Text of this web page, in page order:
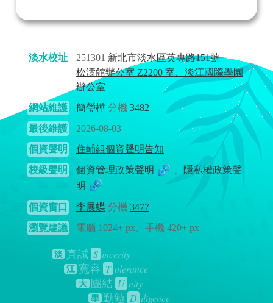
淡水校址 251301 新北市淡水區英專路151號
松濤館辦公室 Z2200 室、淡江國際學園
辦公室
網站維護
簡瑩樺分機 3482
最後維護
2026-08-03
個資聲明
住輔組個資聲明告知
校級聲明
個資管理政策聲明 、
隱私權政策聲
明
個資窗口 李展蝶 分機 3477
瀏覽建議
電腦 1024+ px、手機 420+ px
淡 真誠 S incerity
江 寬容 T olerance
大 團結 U nity
學 勤勉 D iligence